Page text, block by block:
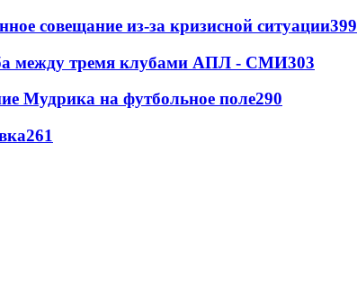
совещание из-за кризисной ситуации399
между тремя клубами АПЛ - СМИ303
Мудрика на футбольное поле290
261